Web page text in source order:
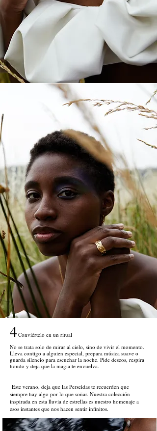
4Conviértelo en un ritual
No se trata solo de mirar al cielo, sino de vivir el momento.
Lleva contigo a alguien especial, prepara música suave o
guarda silencio para escuchar la noche. Pide deseos, respira
hondo y deja que la magia te envuelva.
Este verano, deja que las Perseidas te recuerden que
siempre hay algo por lo que soñar. Nuestra colección
inspirada en esta lluvia de estrellas es nuestro homenaje a
esos instantes que nos hacen sentir infinitos.